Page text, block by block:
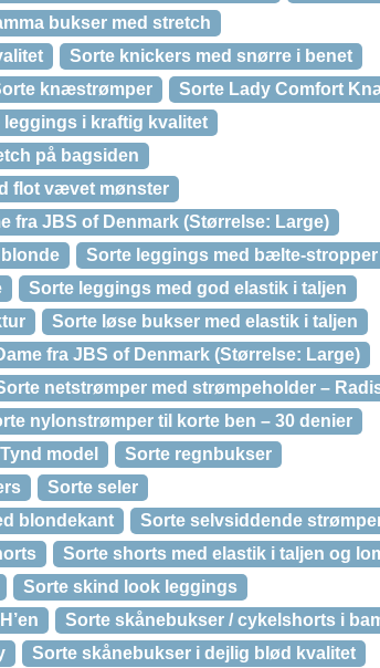
bukser med stretch
Sorte knickers med snørre i benet
knæstrømper
Sorte Lady Comfort
leggings i kraftig kvalitet
på bagsiden
flot vævet mønster
fra JBS of Denmark (Størrelse: Large)
Sorte leggings med bælte-
Sorte leggings med god elastik i taljen
Sorte løse bukser med elastik i taljen
fra JBS of Denmark (Størrelse: Large)
netstrømper med strømpeholder –
nylonstrømper til korte ben – 30 denier
model
Sorte regnbukser
Sorte seler
blondekant
Sorte selvsiddende
Sorte shorts med elastik i taljen og
Sorte skind look leggings
Sorte skånebukser / cykelshorts i
Sorte skånebukser i dejlig blød kvalitet